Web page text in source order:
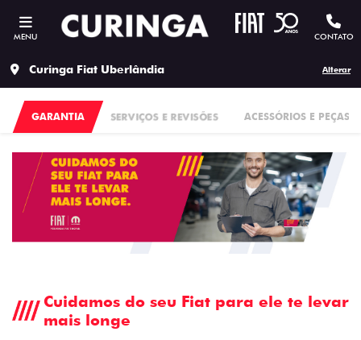
MENU CONTATO
Curinga Fiat Uberlândia Alterar
SERVIÇOS E REVISÕES ACESSÓRIOS E PEÇAS
GARANTIA
Cuidamos do seu Fiat para ele te levar
mais longe